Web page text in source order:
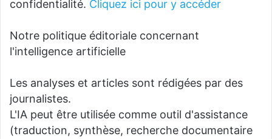
confidentialité. Cliquez ici pour y accéder
Notre politique éditoriale concernant
l'intelligence artificielle
Les analyses et articles sont rédigées par des
journalistes.
L'IA peut être utilisée comme outil d'assistance
(traduction, synthèse, recherche documentaire